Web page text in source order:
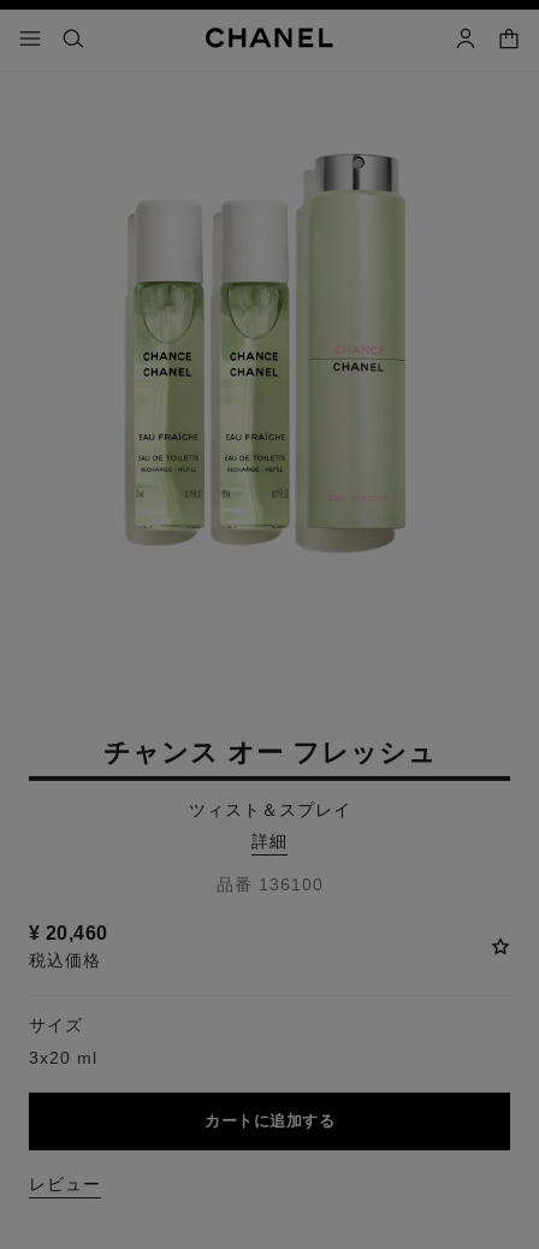
メニュー - メインナビゲーション
- メインナビゲーション
検索 マイアカ
カー
チャンス オー フレッシュ
ツィスト＆スプレイ
詳細
品番 136100
¥ 20,460
税込価格
サイズ
3x20 ml
カートに追加する
レビュー